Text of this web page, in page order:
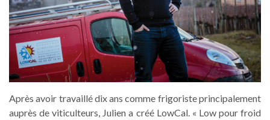
Après avoir travaillé dix ans comme frigoriste principalement
auprès de viticulteurs, Julien a créé LowCal. « Low pour froid